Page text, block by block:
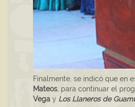
Finalmente, se indicó que en
Mateos , para continuar el
Vega y Los Llaneros de